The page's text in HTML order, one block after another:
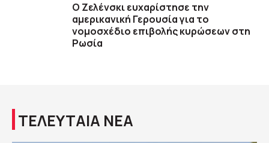
Ο Ζελένσκι ευχαρίστησε την
αμερικανική Γερουσία για το
νομοσχέδιο επιβολής κυρώσεων στη
Ρωσία
ΤΕΛΕΥΤΑΙΑ ΝΕΑ